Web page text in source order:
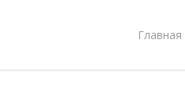
Главная